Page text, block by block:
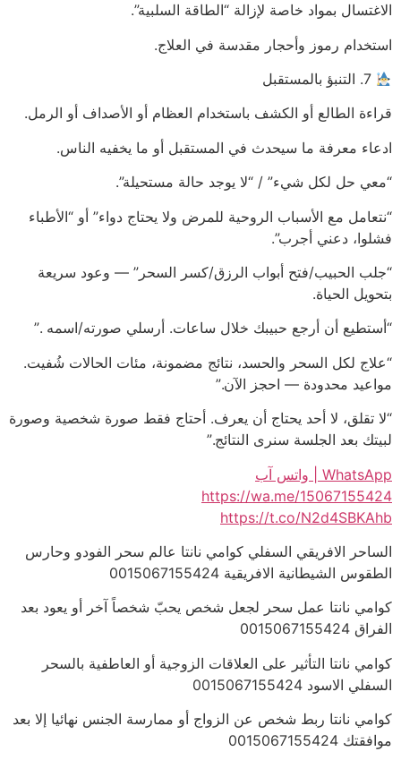
الاغتسال بمواد خاصة لإزالة “الطاقة السلبية”.
استخدام رموز وأحجار مقدسة في العلاج.
7. التنبؤ بالمستقبل
قراءة الطالع أو الكشف باستخدام العظام أو الأصداف أو الرمل.
ادعاء معرفة ما سيحدث في المستقبل أو ما يخفيه الناس.
“معي حل لكل شيء” / “لا يوجد حالة مستحيلة”.
“نتعامل مع الأسباب الروحية للمرض ولا يحتاج دواء” أو “الأطباء
فشلوا، دعني أجرب”.
“جلب الحبيب/فتح أبواب الرزق/كسر السحر” — وعود سريعة
بتحويل الحياة.
“أستطيع أن أرجع حبيبك خلال ساعات. أرسلي صورته/اسمه .”
“علاج لكل السحر والحسد، نتائج مضمونة، مئات الحالات شُفيت.
مواعيد محدودة — احجز الآن.”
“لا تقلق، لا أحد يحتاج أن يعرف. أحتاج فقط صورة شخصية وصورة
لبيتك بعد الجلسة سنرى النتائج.”
WhatsApp | واتس آب
https://wa.me/15067155424
https://t.co/N2d4SBKAhb
الساحر الافريقي السفلي كوامي نانتا عالم سحر الفودو وحارس
الطقوس الشيطانية الافريقية 0015067155424
كوامي نانتا عمل سحر لجعل شخص يحبّ شخصاً آخر أو يعود بعد
الفراق 0015067155424
كوامي نانتا التأثير على العلاقات الزوجية أو العاطفية بالسحر
السفلي الاسود 0015067155424
كوامي نانتا ربط شخص عن الزواج أو ممارسة الجنس نهائيا إلا بعد
موافقتك 0015067155424